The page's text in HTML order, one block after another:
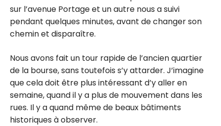
sur l’avenue Portage et un autre nous a suivi
pendant quelques minutes, avant de changer son
chemin et disparaître.
Nous avons fait un tour rapide de l’ancien quartier
de la bourse, sans toutefois s’y attarder. J’imagine
que cela doit être plus intéressant d’y aller en
semaine, quand il y a plus de mouvement dans les
rues. Il y a quand même de beaux bâtiments
historiques à observer.